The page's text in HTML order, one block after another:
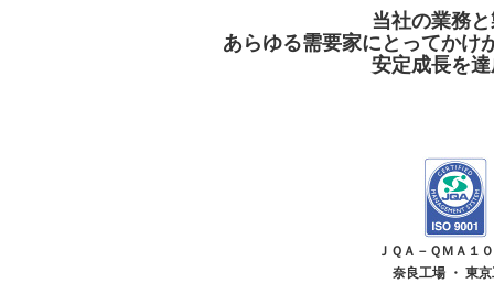
当社の業務
あらゆる需要家にとってかけ
安定成長を
ＪＱＡ－ＱＭＡ１
奈良工場 ・ 東